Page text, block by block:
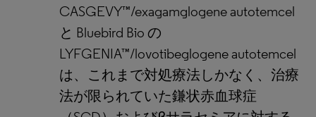
CASGEVY™/exagamglogene autotemcel
と Bluebird Bio の
LYFGENIA™/lovotibeglogene autotemcel
は、これまで対処療法しかなく、治療
法が限られていた鎌状赤血球症